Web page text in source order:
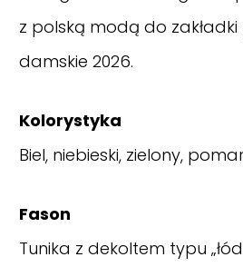
z polską modą do zakładki
damskie 2026.
Kolorystyka
Biel, niebieski, zielony,
Fason
Tunika z dekoltem typu